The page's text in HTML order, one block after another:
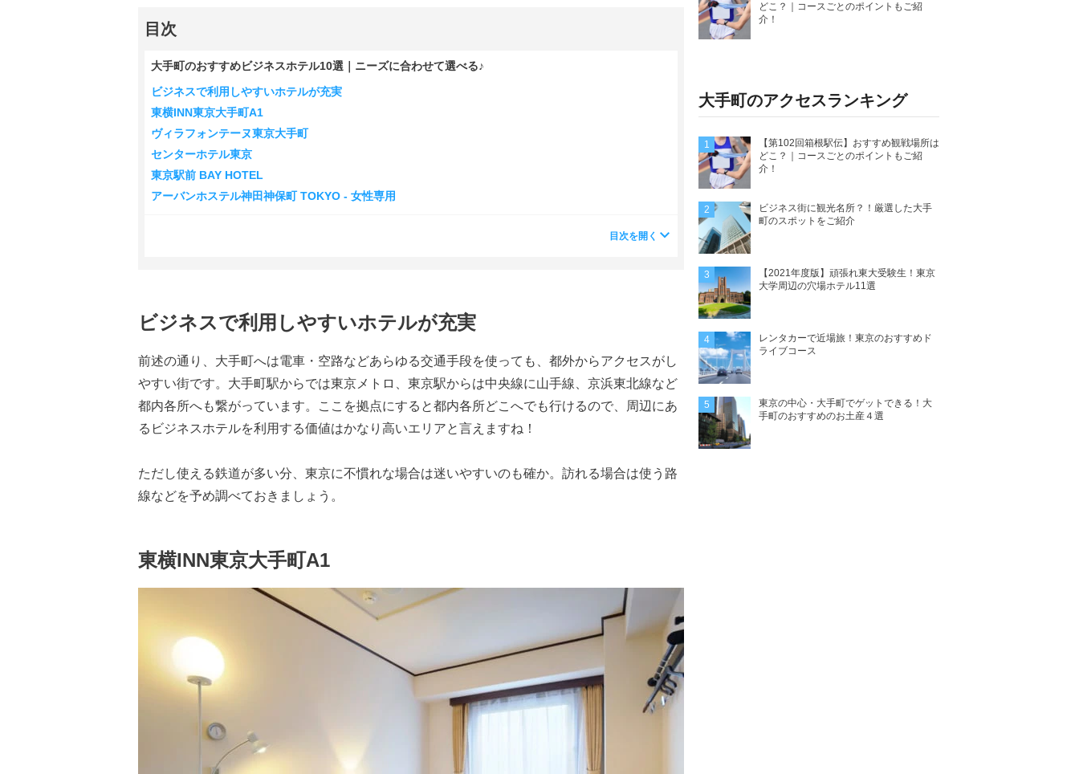
目次
大手町のおすすめビジネスホテル10選｜ニーズに合わせて選べる♪
ビジネスで利用しやすいホテルが充実
東横INN東京大手町A1
ヴィラフォンテーヌ東京大手町
センターホテル東京
東京駅前 BAY HOTEL
アーバンホステル神田神保町 TOKYO - 女性専用
目次を開く
ビジネスで利用しやすいホテルが充実
前述の通り、大手町へは電車・空路などあらゆる交通手段を使っても、都外からアクセスがし
やすい街です。大手町駅からでは東京メトロ、東京駅からは中央線に山手線、京浜東北線など
都内各所へも繋がっています。ここを拠点にすると都内各所どこへでも行けるので、周辺にあ
るビジネスホテルを利用する価値はかなり高いエリアと言えますね！
ただし使える鉄道が多い分、東京に不慣れな場合は迷いやすいのも確か。訪れる場合は使う路
線などを予め調べておきましょう。
東横INN東京大手町A1
どこ？｜コースごとのポイントもご紹
介！
大手町のアクセスランキング
1
【第102回箱根駅伝】おすすめ観戦場所は
どこ？｜コースごとのポイントもご紹
介！
2
ビジネス街に観光名所？！厳選した大手
町のスポットをご紹介
3
【2021年度版】頑張れ東大受験生！東京
大学周辺の穴場ホテル11選
4
レンタカーで近場旅！東京のおすすめド
ライブコース
5
東京の中心・大手町でゲットできる！大
手町のおすすめのお土産４選